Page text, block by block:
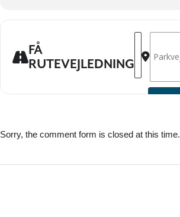
FÅ
RUTEVEJLEDNING
Sorry, the comment form is closed at this time.